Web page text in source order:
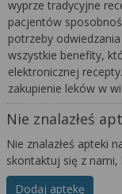
wyprze tradycyjne
pacjentów
potrzeby
wszystkie benefity,
elektronicznej
zakupienie leków w
Nie znalazłeś
Nie znalazłeś apteki
skontaktuj się z nami,
Dodaj aptekę